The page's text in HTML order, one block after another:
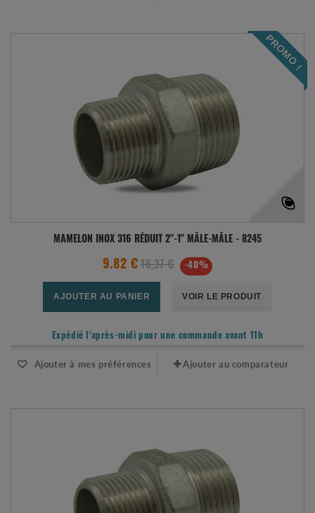
PROMO !
MAMELON INOX 316 RÉDUIT 2"-1" MÂLE-MÂLE - 8245
9.82 € 16,37 € -40%
AJOUTER AU PANIER VOIR LE PRODUIT
Expédié l'après-midi pour une commande avant 11h
Ajouter à mes préférences Ajouter au comparateur